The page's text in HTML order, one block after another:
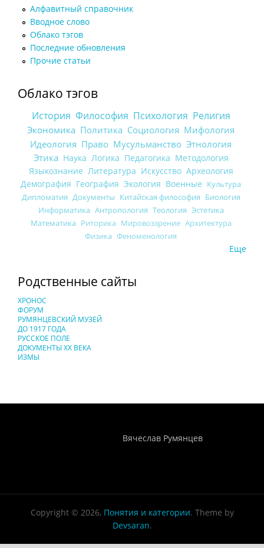
Алфавитный справочник
Вводное слово
Облако тэгов
Последние обновления
Прочие статьи
Облако тэгов
История Философия Психология Религия
Экономика Политика Социология Мифология
Идеология Право Мусульманство Этнология
Этика Наука Логика Педагогика Методология
Языкознание Литература Искусство Археология
Демография География Экология Военные Культура
Дипломатия Документы Китайская философия Биология
Информатика Антропология Теология Эстетика
Математика Риторика Мировоззрение Архитектура
Физика Феноменология
Еще
Родственные сайты
ХРОНОС
ФОРУМ
РУМЯНЦЕВСКИЙ МУЗЕЙ
ДО 1917 ГОДА
РУССКОЕ ПОЛЕ
ДОКУМЕНТЫ XX ВЕКА
ИЗМЫ
Вячеслав Румянцев
Copyright © 2026, Понятия и категории. Theme by
Devsaran.